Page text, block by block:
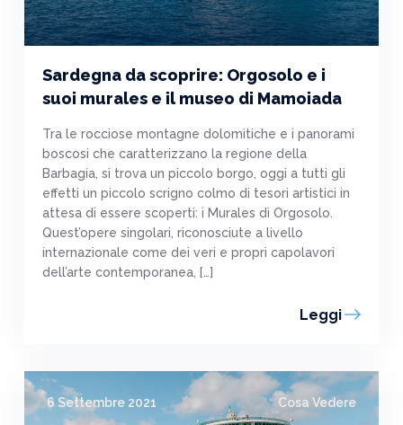
Sardegna da scoprire: Orgosolo e i
suoi murales e il museo di Mamoiada
Tra le rocciose montagne dolomitiche e i panorami
boscosi che caratterizzano la regione della
Barbagia, si trova un piccolo borgo, oggi a tutti gli
effetti un piccolo scrigno colmo di tesori artistici in
attesa di essere scoperti: i Murales di Orgosolo.
Quest’opere singolari, riconosciute a livello
internazionale come dei veri e propri capolavori
dell’arte contemporanea, […]
Leggi
6 Settembre 2021 Cosa Vedere